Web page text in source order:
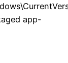
app-